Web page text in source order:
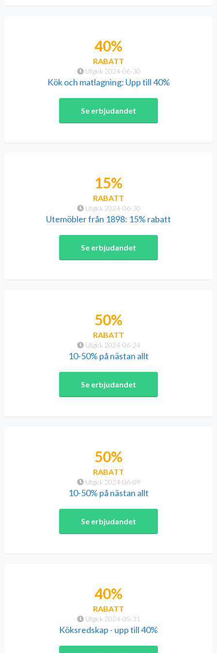
Utgick 2024-06-30
40%
RABATT
Kök och matlagning: Upp till 40%
Se erbjudandet
Utgick 2024-06-30
15%
RABATT
Utemöbler från 1898: 15% rabatt
Se erbjudandet
Utgick 2024-06-24
50%
RABATT
10-50% på nästan allt
Se erbjudandet
Utgick 2024-06-09
50%
RABATT
10-50% på nästan allt
Se erbjudandet
Utgick 2024-05-31
40%
RABATT
Köksredskap - upp till 40%